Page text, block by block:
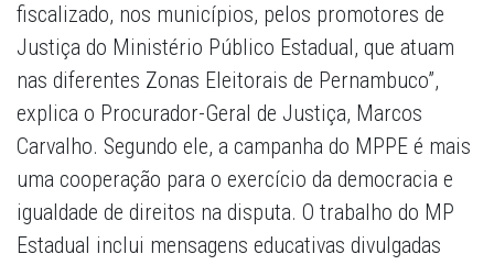
fiscalizado, nos municípios, pelos promotores de
Justiça do Ministério Público Estadual, que atuam
nas diferentes Zonas Eleitorais de Pernambuco”,
explica o Procurador-Geral de Justiça, Marcos
Carvalho. Segundo ele, a campanha do MPPE é mais
uma cooperação para o exercício da democracia e
igualdade de direitos na disputa. O trabalho do MP
Estadual inclui mensagens educativas divulgadas